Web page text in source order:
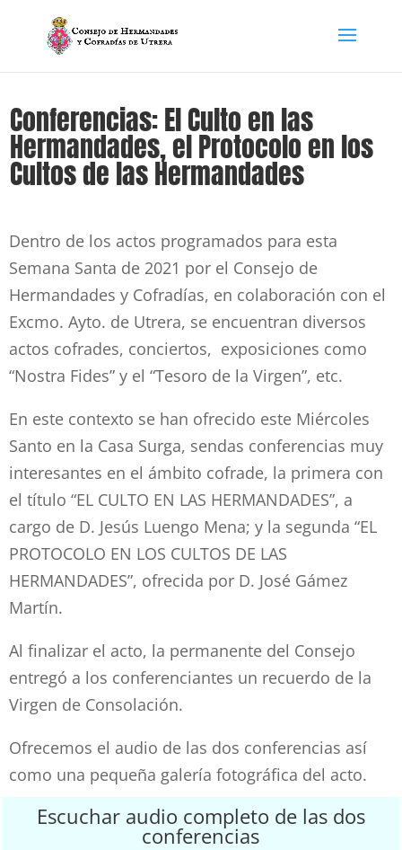
Conferencias: El Culto en las
Hermandades, el Protocolo en los
Cultos de las Hermandades
Dentro de los actos programados para esta
Semana Santa de 2021 por el Consejo de
Hermandades y Cofradías, en colaboración con el
Excmo. Ayto. de Utrera, se encuentran diversos
actos cofrades, conciertos, exposiciones como
“Nostra Fides” y el “Tesoro de la Virgen”, etc.
En este contexto se han ofrecido este Miércoles
Santo en la Casa Surga, sendas conferencias muy
interesantes en el ámbito cofrade, la primera con
el título “EL CULTO EN LAS HERMANDADES”, a
cargo de D. Jesús Luengo Mena; y la segunda “EL
PROTOCOLO EN LOS CULTOS DE LAS
HERMANDADES”, ofrecida por D. José Gámez
Martín.
Al finalizar el acto, la permanente del Consejo
entregó a los conferenciantes un recuerdo de la
Virgen de Consolación.
Ofrecemos el audio de las dos conferencias así
como una pequeña galería fotográfica del acto.
Escuchar audio completo de las dos
conferencias